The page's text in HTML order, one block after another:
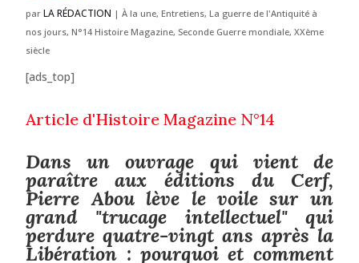
parLA RÉDACTION |À la une, Entretiens, La guerre de l'Antiquité à
nos jours, N°14 Histoire Magazine, Seconde Guerre mondiale,XXème
siècle
[ads_top]
Article d'Histoire Magazine N°14
Dans un ouvrage qui vient de
paraître aux éditions du Cerf,
Pierre Abou lève le voile sur un
grand "trucage intellectuel" qui
perdure quatre-vingt ans après la
Libération : pourquoi et comment